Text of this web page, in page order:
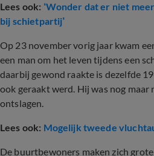
Lees ook: ‘Wonder dat er niet
bij schietpartij’
Op 23 november vorig jaar kwam
een man om het leven tijdens een
daarbij gewond raakte is dezelfde
ook geraakt werd. Hij was nog maar
ontslagen.
Lees ook: Mogelijk tweede
De buurtbewoners maken zich